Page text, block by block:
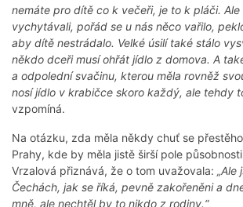
nemáte pro dítě co k večeři, je to k pláči. Ale
vychytávali, pořád se u nás něco vařilo,
aby dítě nestrádalo. Velké úsilí také stálo
někdo dceři musí ohřát jídlo z domova. A
a odpolední svačinu, kterou měla rovněž
nosí jídlo v krabičce skoro každý, ale tehdy
vzpomíná.
Na otázku, zda měla někdy chuť se
Prahy, kde by měla jistě širší pole
Vrzalová přiznává, že o tom uvažovala: „Ale
Čechách, jak se říká, pevně zakořeněni a
mně, ale nechtěl by to nikdo z rodiny.“